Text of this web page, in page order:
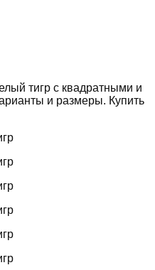
тигр с квадратными и
и размеры. Купить